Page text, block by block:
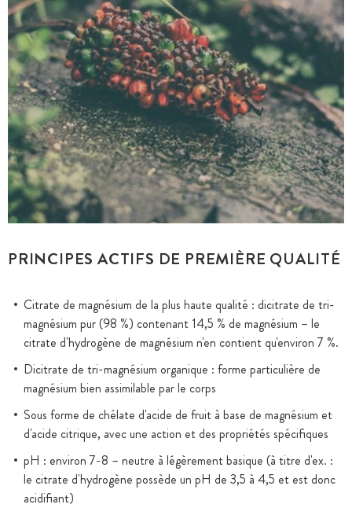
PRINCIPES ACTIFS DE PREMIÈRE QUALITÉ
Citrate de magnésium de la plus haute qualité : dicitrate de tri-
magnésium pur (98 %) contenant 14,5 % de magnésium – le
citrate d'hydrogène de magnésium n'en contient qu'environ 7 %.
Dicitrate de tri-magnésium organique : forme particulière de
magnésium bien assimilable par le corps
Sous forme de chélate d'acide de fruit à base de magnésium et
d'acide citrique, avec une action et des propriétés spécifiques
pH : environ 7-8 – neutre à légèrement basique (à titre d'ex. :
le citrate d'hydrogène possède un pH de 3,5 à 4,5 et est donc
acidifiant)